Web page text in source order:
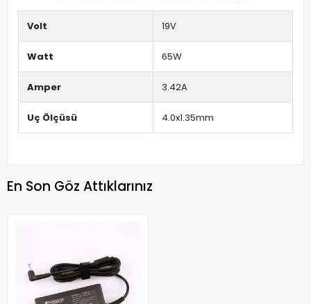
Volt 19V
Watt 65W
Amper 3.42A
Uç Ölçüsü 4.0x1.35mm
En Son Göz Attıklarınız